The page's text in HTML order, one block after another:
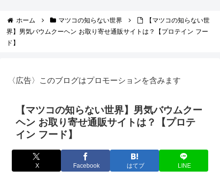
ホーム マツコの知らない世界
【マツコの知らない世
界】男気バウムクーヘン お取り寄せ通販サイトは？【プロテイン フー
ド】
〈広告〉このブログはプロモーションを含みます
【マツコの知らない世界】男気バウムクー
ヘン お取り寄せ通販サイトは？【プロテ
イン フード】
X Facebook はてブ LINE